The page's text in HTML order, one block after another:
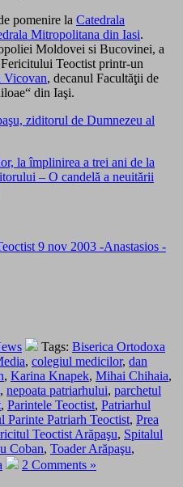
pomenire la Catedrala
Mitropolitana din Iasi.
Moldovei si Bucovinei, a
Teoctist printr-un
Vicovan, decanul Facultăţii de
din Iaşi.
ziditorul de Dumnezeu al
la împlinirea a trei ani de la
– O candelă a neuitării
Tags: Biserica Ortodoxa
, colegiul medicilor, dan
, Karina Knapek, Mihai Chihaia,
, nepoata patriarhului, parchetul
, Parintele Teoctist, Patriarhul
Parinte Patriarh Teoctist, Prea
Teoctist Arăpaşu, Spitalul
Coban, Toader Arăpaşu,
2 Comments »